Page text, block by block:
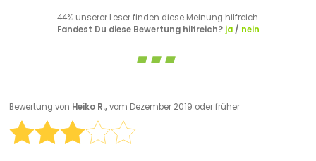
44% unserer Leser finden diese Meinung hilfreich.
Fandest Du diese Bewertung hilfreich? ja/ nein
Bewertung von Heiko R.,vom Dezember 2019 oder früher